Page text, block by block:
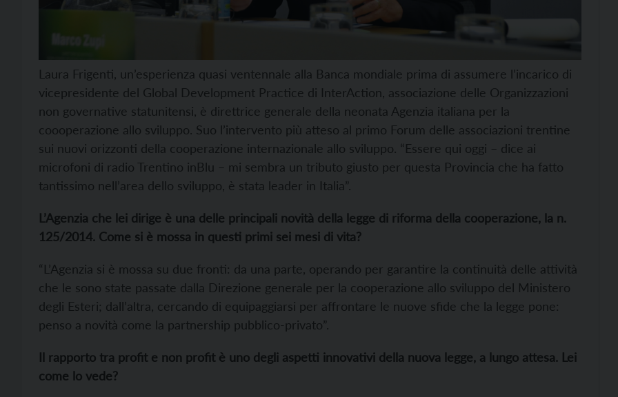
Laura Frigenti, un’esperienza quasi ventennale alla Banca mondiale prima di assumere l’incarico di
vicepresidente del Global Development Practice di InterAction, associazione delle Organizzazioni
non governative statunitensi, è direttrice generale della neonata Agenzia italiana per la
coooperazione allo sviluppo. Suo l’intervento più atteso al primo Forum delle associazioni trentine
sui nuovi orizzonti della cooperazione internazionale allo sviluppo. “Essere qui oggi – dice ai
microfoni di radio Trentino inBlu – mi sembra un tributo giusto per questa Provincia che ha fatto
tantissimo nell’area dello sviluppo, è stata leader in Italia”.
L’Agenzia che lei dirige è una delle principali novità della legge di riforma della cooperazione, la n.
125/2014. Come si è mossa in questi primi sei mesi di vita?
“L’Agenzia si è mossa su due fronti: da una parte, operando per garantire la continuità delle attività
che le sono state passate dalla Direzione generale per la cooperazione allo sviluppo del Ministero
degli Esteri; dall’altra, cercando di equipaggiarsi per affrontare le nuove sfide che la legge pone:
penso a novità come la partnership pubblico-privato”.
Il rapporto tra profit e non profit è uno degli aspetti innovativi della nuova legge, a lungo attesa. Lei
come lo vede?